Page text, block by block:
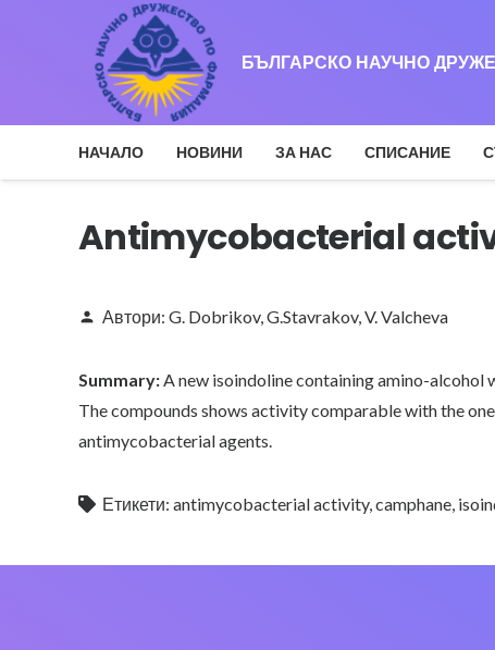
БЪЛГАРСКО НАУЧНО
НАЧАЛО НОВИНИ ЗА НАС СПИСАНИЕ
Antimycobacterial
person Автори:G. Dobrikov,G.Stavrakov,V. Valcheva
Summary:A new isoindoline containing amino-alcohol
The compounds shows activity comparable with the
antimycobacterial agents.
Етикети:antimycobacterial activity,camphane,